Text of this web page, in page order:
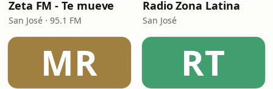
Zeta FM - Te mueve
San José · 95.1 FM
Radio Zona Latina
San José
MR RT